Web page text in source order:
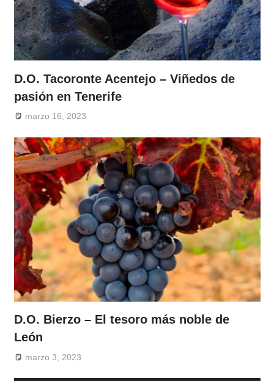
D.O. Tacoronte Acentejo – Viñedos de
pasión en Tenerife
marzo 16, 2023
D.O. Bierzo – El tesoro más noble de
León
marzo 3, 2023